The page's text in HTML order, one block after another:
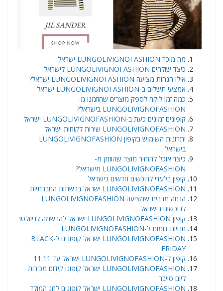
​מה מוכר LUNGOLIVIGNOFASHION ישראל
כיצד שולחים LUNGOLIVIGNOFASHION לישראל
אילו הנחות מציעה LUNGOLIVIGNOFASHION ישראל?
אמצעי תשלום ב-LUNGOLIVIGNOFASHION ישראל
כמה זמן לוקח לספק מוצרים שהוזמנו מ-
LUNGOLIVIGNOFASHION בישראל?
קופונים זמינים כעת ב-LUNGOLIVIGNOFASHION ישראל
LUNGOLIVIGNOFASHION שירות לקוחות ישראל
יתרונות השימוש בקופון LUNGOLIVIGNOFASHION
בישראל
כיצד אוכל להחזיר מוצר שהוזמן מ-
LUNGOLIVIGNOFASHION מישראל?
קופון בלעדי לרוכשים חדשים בישראל
LUNGOLIVIGNOFASHION ישראל ברשתות החברתיות
הנחה מרבית שמציעה LUNGOLIVIGNOFASHION
לרוכשים בישראל
קופון LUNGOLIVIGNOFASHION ישראל להרשמה לניוזלטר
חנויות דומות ל-LUNGOLIVIGNOFASHION
LUNGOLIVIGNOFASHION ישראל קופונים ל-BLACK
FRIDAY
קופון ל-LUNGOLIVIGNOFASHION ישראל עד 11.11
LUNGOLIVIGNOFASHION ישראל קופוני קידום מכירות
ליום סייבר
LUNGOLIVIGNOFASHION ישראל קופונים לחג המולד